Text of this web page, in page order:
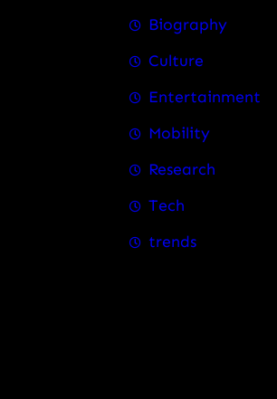
Biography
Culture
Entertainment
Mobility
Research
Tech
trends